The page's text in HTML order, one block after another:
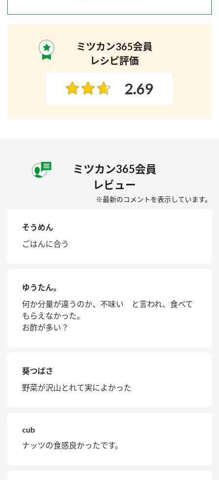
ミツカン365会員
レシピ評価
2.69
ミツカン365会員
レビュー
※最新のコメントを表示しています。
そうめん
ごはんに合う
ゆうたん。
何か分量が違うのか、不味い と言われ、食べて
もらえなかった。
お酢が多い？
葵つばさ
野菜が沢山とれて実によかった
cub
ナッツの食感良かったです。